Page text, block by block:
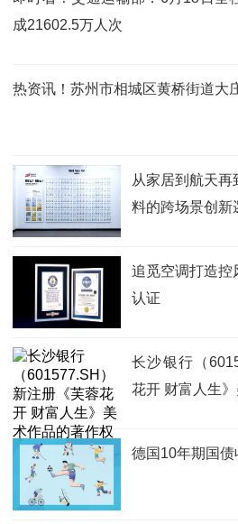
成21602.5万人次
热资讯！苏州市相城区黄桥街道大
从家居到航天
料的跨场景创新
追觅空调打造控
认证
长沙银行（
花开 财富人生
德国10年期国